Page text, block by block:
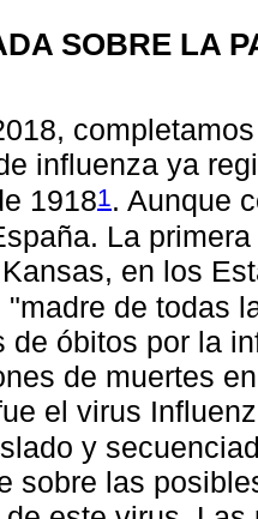
SOBRE LA
influenza ya
19181 . Aunque
La
en los
"madre de todas
de óbitos por la
de muertes
el virus
y
sobre las